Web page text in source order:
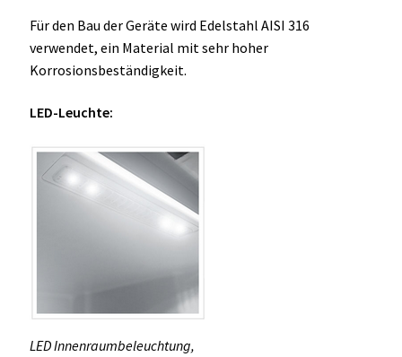
Für den Bau der Geräte wird Edelstahl AISI 316
verwendet, ein Material mit sehr hoher
Korrosionsbeständigkeit.
LED-Leuchte:
LED Innenraumbeleuchtung,